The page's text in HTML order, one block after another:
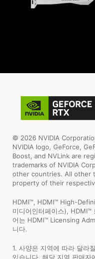
© 2026 NVIDIA
NVIDIA logo, GeForce,
Boost, and NVLink are
trademarks of NVIDIA
other countries. All other
property of their
HDMI™, HDMI™ High-
미디어인터페이스), HDMI™
어는 HDMI™ Licensing
니다.
1. 사양은 지역에 따라 달라
있습니다. 해당 지역 판매